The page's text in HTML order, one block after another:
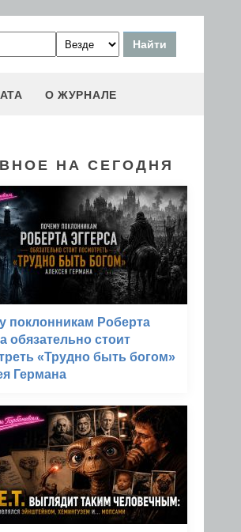
О ЖУРНАЛЕ
НА СЕГОДНЯ
поклонникам Роберта
обязательно стоит
«Трудно быть богом»
Германа